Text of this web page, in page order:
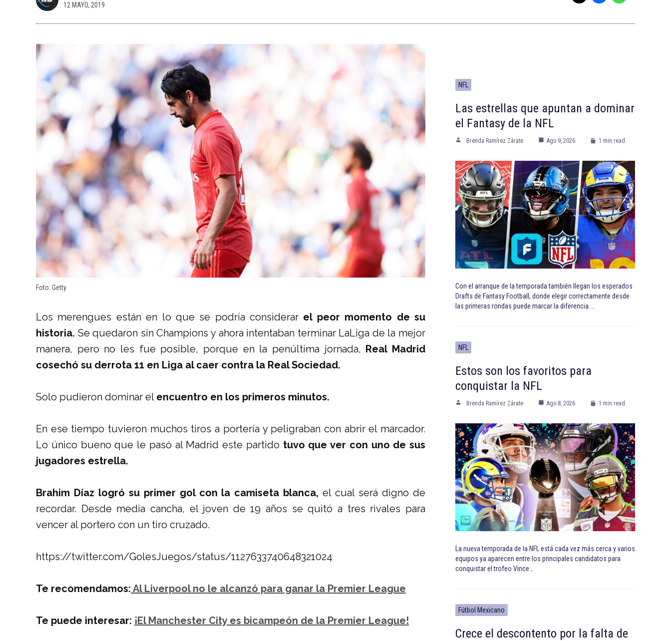
12 MAYO, 2019
Foto: Getty
Los merengues están en lo que se podría considerar el peor momento de su
historia. Se quedaron sin Champions y ahora intentaban terminar LaLiga de la mejor
manera, pero no les fue posible, porque en la penúltima jornada, Real Madrid
cosechó su derrota 11 en Liga al caer contra la Real Sociedad.
Solo pudieron dominar el encuentro en los primeros minutos.
En ese tiempo tuvieron muchos tiros a portería y peligraban con abrir el marcador.
Lo único bueno que le pasó al Madrid este partido tuvo que ver con uno de sus
jugadores estrella.
Brahim Díaz logró su primer gol con la camiseta blanca, el cual será digno de
recordar. Desde media cancha, el joven de 19 años se quitó a tres rivales para
vencer al portero con un tiro cruzado.
https://twitter.com/GolesJuegos/status/1127633740648321024
Te recomendamos: Al Liverpool no le alcanzó para ganar la Premier League
Te puede interesar: ¡El Manchester City es bicampeón de la Premier League!
NFL
Las estrellas que apuntan a dominar
el Fantasy de la NFL
Brenda Ramírez Zárate Ago 9, 2026 1 min read
Con el arranque de la temporada también llegan los esperados
Drafts de Fantasy Football, donde elegir correctamente desde
las primeras rondas puede marcar la diferencia.…
NFL
Estos son los favoritos para
conquistar la NFL
Brenda Ramírez Zárate Ago 8, 2026 1 min read
La nueva temporada de la NFL está cada vez más cerca y varios
equipos ya aparecen entre los principales candidatos para
conquistar el trofeo Vince…
Fútbol Mexicano
Crece el descontento por la falta de